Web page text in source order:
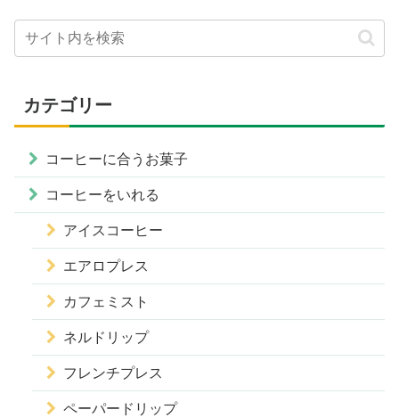
カテゴリー
コーヒーに合うお菓子
コーヒーをいれる
アイスコーヒー
エアロプレス
カフェミスト
ネルドリップ
フレンチプレス
ペーパードリップ